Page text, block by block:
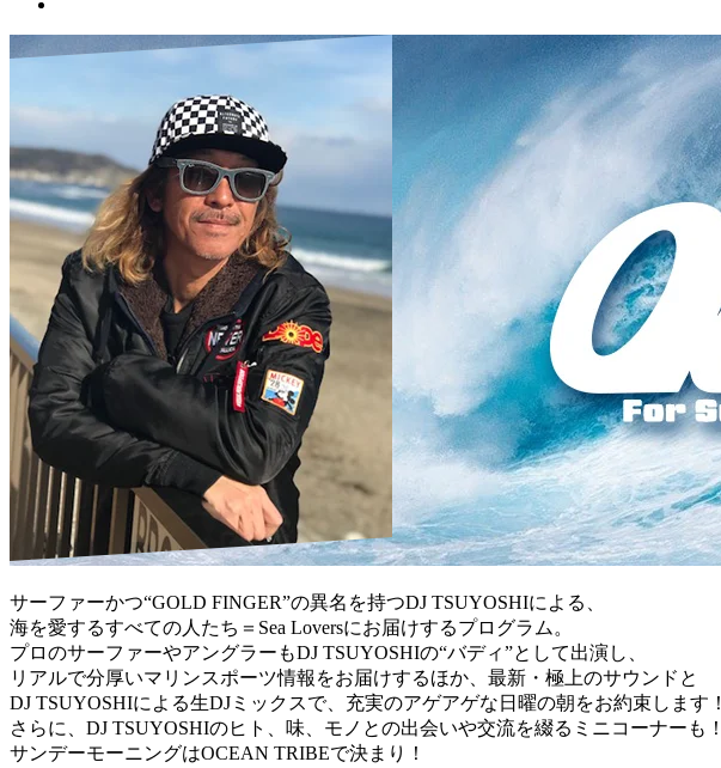
サーファーかつ“GOLD FINGER”の異名を持つDJ TSUYOSHIによる、
海を愛するすべての人たち＝Sea Loversにお届けするプログラム。
プロのサーファーやアングラーもDJ TSUYOSHIの“バディ”として出演し、
リアルで分厚いマリンスポーツ情報をお届けするほか、最新・極上のサウンドと
DJ TSUYOSHIによる生DJミックスで、充実のアゲアゲな日曜の朝をお約束します！
さらに、DJ TSUYOSHIのヒト、味、モノとの出会いや交流を綴るミニコーナーも！
サンデーモーニングはOCEAN TRIBEで決まり！